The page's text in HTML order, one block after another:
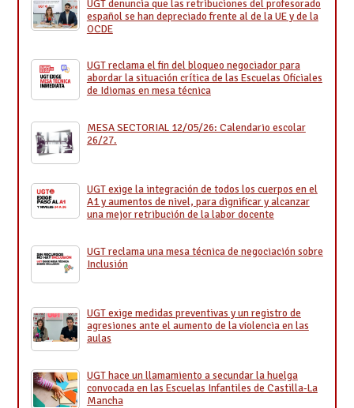
UGT denuncia que las retribuciones del profesorado
español se han depreciado frente al de la UE y de la
OCDE
UGT reclama el fin del bloqueo negociador para
abordar la situación crítica de las Escuelas Oficiales
de Idiomas en mesa técnica
MESA SECTORIAL 12/05/26: Calendario escolar
26/27.
UGT exige la integración de todos los cuerpos en el
A1 y aumentos de nivel, para dignificar y alcanzar
una mejor retribución de la labor docente
UGT reclama una mesa técnica de negociación sobre
Inclusión
UGT exige medidas preventivas y un registro de
agresiones ante el aumento de la violencia en las
aulas
UGT hace un llamamiento a secundar la huelga
convocada en las Escuelas Infantiles de Castilla-La
Mancha